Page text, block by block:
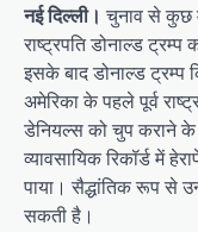
नई दिल्ली। चुनाव से कुछ
राष्ट्रपति डोनाल्ड ट्रम्प
इसके बाद डोनाल्ड ट्रम्प
अमेरिका के पहले पूर्व
डेनियल्स को चुप कराने के
व्यावसायिक रिकॉर्ड में
पाया। सैद्धांतिक रूप से
सकती है।